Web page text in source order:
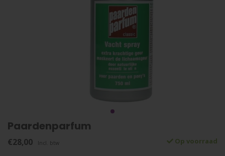
Paardenparfum
€28,00 Incl. btw Op voorraad